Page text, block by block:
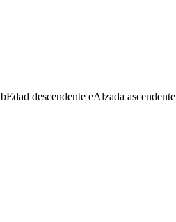
bEdad descendente eAlzada ascendente